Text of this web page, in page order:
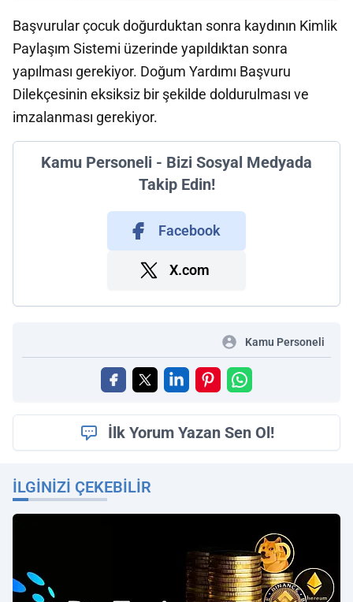
Başvurular çocuk doğurduktan sonra kaydının Kimlik
Paylaşım Sistemi üzerinde yapıldıktan sonra
yapılması gerekiyor. Doğum Yardımı Başvuru
Dilekçesinin eksiksiz bir şekilde doldurulması ve
imzalanması gerekiyor.
Kamu Personeli - Bizi Sosyal Medyada
Takip Edin!
Facebook
X.com
Kamu Personeli
İlk Yorum Yazan Sen Ol!
İLGINIZI ÇEKEBILIR